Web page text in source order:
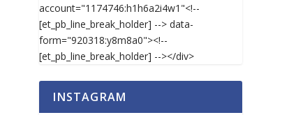
account="1174746:h1h6a2i4w1"<!--
[et_pb_line_break_holder] --> data-
form="920318:y8m8a0"><!--
[et_pb_line_break_holder] --></div>
INSTAGRAM